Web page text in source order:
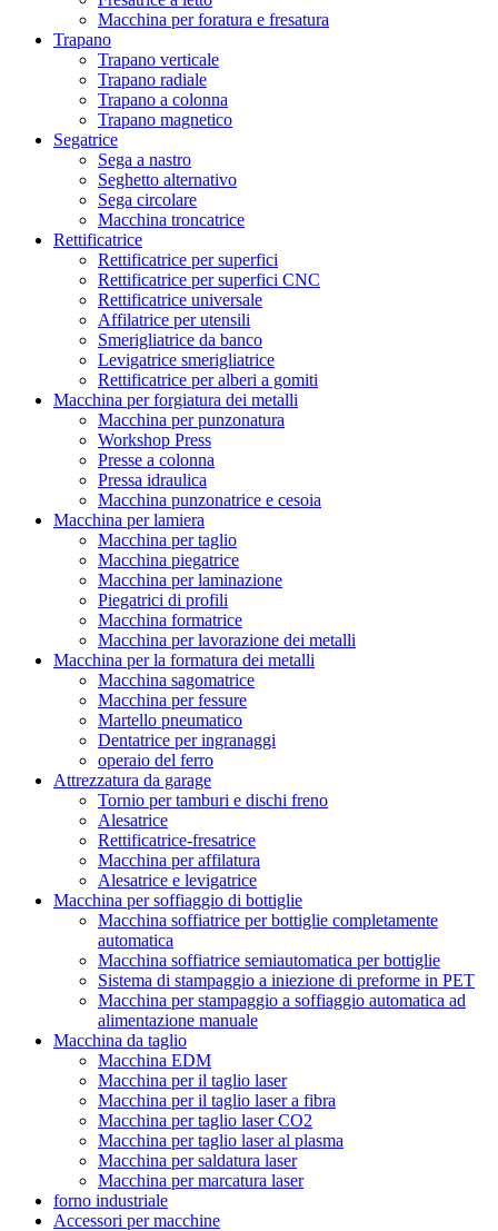
Macchina per foratura e fresatura
Trapano
Trapano verticale
Trapano radiale
Trapano a colonna
Trapano magnetico
Segatrice
Sega a nastro
Seghetto alternativo
Sega circolare
Macchina troncatrice
Rettificatrice
Rettificatrice per superfici
Rettificatrice per superfici CNC
Rettificatrice universale
Affilatrice per utensili
Smerigliatrice da banco
Levigatrice smerigliatrice
Rettificatrice per alberi a gomiti
Macchina per forgiatura dei metalli
Macchina per punzonatura
Workshop Press
Presse a colonna
Pressa idraulica
Macchina punzonatrice e cesoia
Macchina per lamiera
Macchina per taglio
Macchina piegatrice
Macchina per laminazione
Piegatrici di profili
Macchina formatrice
Macchina per lavorazione dei metalli
Macchina per la formatura dei metalli
Macchina sagomatrice
Macchina per fessure
Martello pneumatico
Dentatrice per ingranaggi
operaio del ferro
Attrezzatura da garage
Tornio per tamburi e dischi freno
Alesatrice
Rettificatrice-fresatrice
Macchina per affilatura
Alesatrice e levigatrice
Macchina per soffiaggio di bottiglie
Macchina soffiatrice per bottiglie completamente
automatica
Macchina soffiatrice semiautomatica per bottiglie
Sistema di stampaggio a iniezione di preforme in PET
Macchina per stampaggio a soffiaggio automatica ad
alimentazione manuale
Macchina da taglio
Macchina EDM
Macchina per il taglio laser
Macchina per il taglio laser a fibra
Macchina per taglio laser CO2
Macchina per taglio laser al plasma
Macchina per saldatura laser
Macchina per marcatura laser
forno industriale
Accessori per macchine